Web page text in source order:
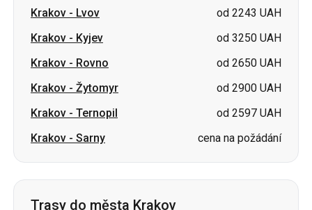
Krakov - Lvov
od 2243 UAH
Krakov - Kyjev
od 3250 UAH
Krakov - Rovno
od 2650 UAH
Krakov - Žytomyr
od 2900 UAH
Krakov - Ternopil
od 2597 UAH
Krakov - Sarny cena na požádání
Trasy do města Krakov